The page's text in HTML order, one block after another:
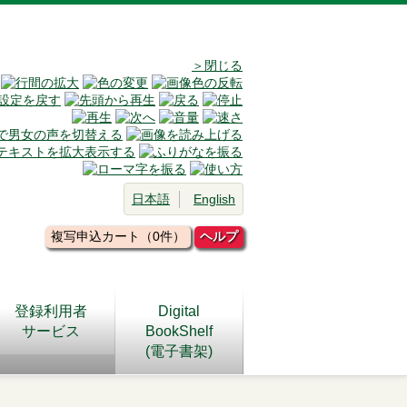
＞閉じる
日本語 English
複写申込カート（0件） ヘルプ
登録利用者
サービス
Digital
BookShelf
(電子書架)